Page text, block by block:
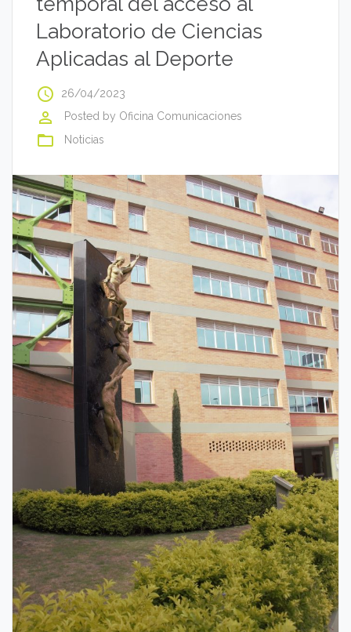
Laboratorio de Ciencias
Aplicadas al Deporte
access_time 26/04/2023
perm_identity Posted by Oficina Comunicaciones
folder_open Noticias